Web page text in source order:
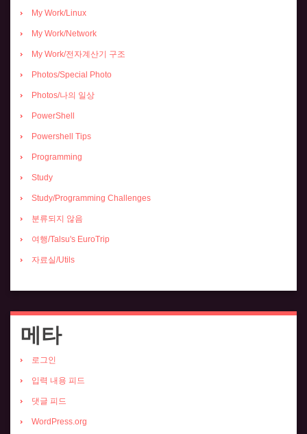
My Work/Linux
My Work/Network
My Work/전자계산기 구조
Photos/Special Photo
Photos/나의 일상
PowerShell
Powershell Tips
Programming
Study
Study/Programming Challenges
분류되지 않음
여행/Talsu's EuroTrip
자료실/Utils
메타
로그인
입력 내용 피드
댓글 피드
WordPress.org